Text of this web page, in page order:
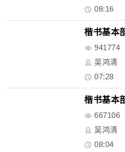
08:16
941774
吴鸿清
07:28
667106
吴鸿清
08:04